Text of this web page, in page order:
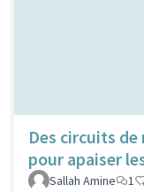
Des circuits
pour apaiser
Sallah Amine
1